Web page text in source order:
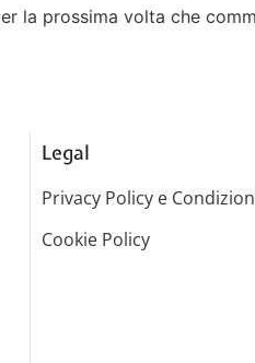
la prossima volta che
Legal
Privacy Policy e
Cookie Policy